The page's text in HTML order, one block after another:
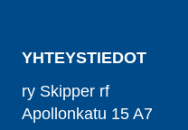
YHTEYSTIEDOT
ry Skipper rf
Apollonkatu 15 A7